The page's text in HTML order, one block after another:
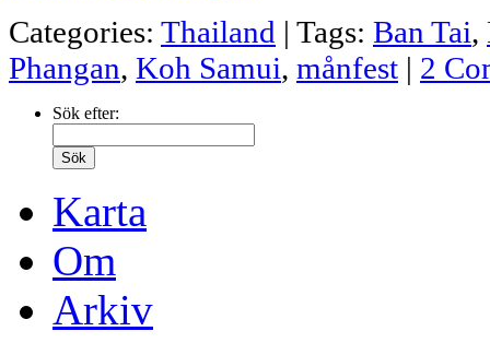
Categories: Thailand | Tags: Ban Tai,
Phangan, Koh Samui, månfest | 2
Sök efter:
Karta
Om
Arkiv